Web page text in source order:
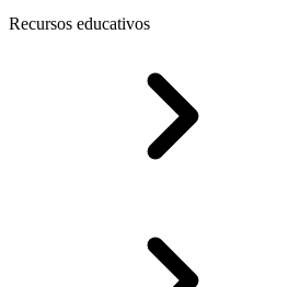
Recursos educativos